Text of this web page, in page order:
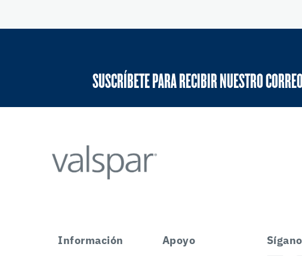
SUSCRÍBETE PARA RECIBIR NUESTRO
Información Apoyo